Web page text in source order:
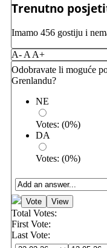
Trenutno
Imamo 456 gostiju i
A- A A+
Odobravate li moguće
Grenlandu?
NE
Votes: (0%)
DA
Votes: (0%)
Total Votes:
First Vote:
Last Vote: